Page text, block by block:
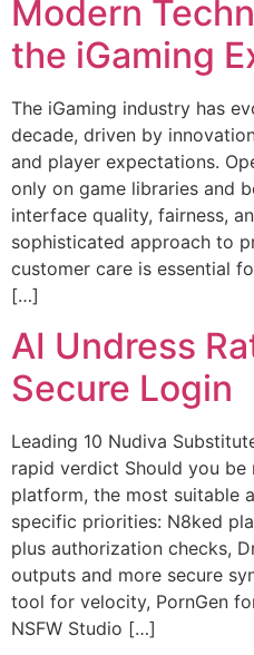
Modern
the iGaming
The iGaming industry has
decade, driven by
and player expectations.
only on game libraries and
interface quality, fairness,
sophisticated approach to
customer care is essential
[…]
AI Undress
Secure Login
Leading 10 Nudiva
rapid verdict Should you
platform, the most suitable
specific priorities: N8ked
plus authorization checks,
outputs and more secure
tool for velocity, PornGen
NSFW Studio […]